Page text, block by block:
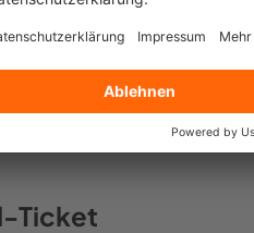
Deutsch­land­ti­cket
, bei den
Ticket